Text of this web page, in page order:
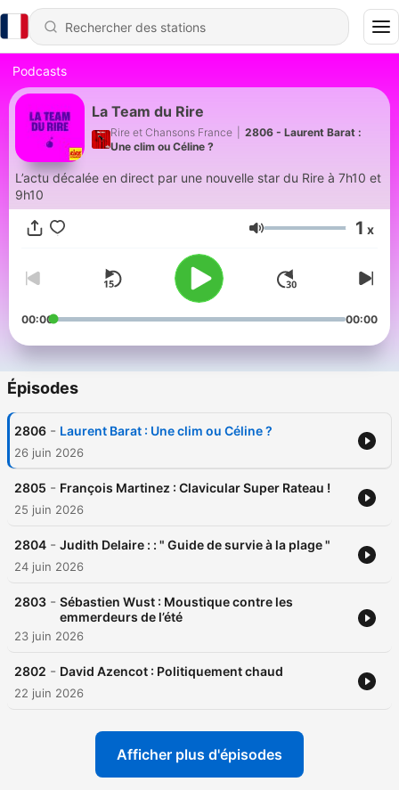
Podcasts
La Team du Rire
Rire et Chansons France
2806 - Laurent Barat :
Une clim ou Céline ?
L’actu décalée en direct par une nouvelle star du Rire à 7h10 et
9h10
Volume 1 x
00:00 00:00
Épisodes
2806 - Laurent Barat : Une clim ou Céline ?
26 juin 2026
2805 - François Martinez : Clavicular Super Rateau !
25 juin 2026
2804 - Judith Delaire : : " Guide de survie à la plage "
24 juin 2026
2803 - Sébastien Wust : Moustique contre les
emmerdeurs de l’été
23 juin 2026
2802 - David Azencot : Politiquement chaud
22 juin 2026
Afficher plus d'épisodes